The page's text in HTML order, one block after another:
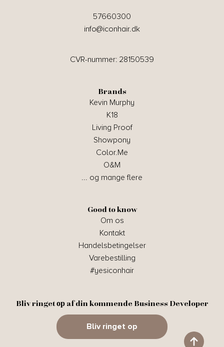
57660300
info@iconhair.dk
CVR-nummer: 28150539
Brands
Kevin Murphy
K18
Living Proof
Showpony
Color.Me
O&M
... og mange flere
Good to know
Om os
Kontakt
Handelsbetingelser
Varebestilling
#yesiconhair
Bliv ringet ор af din kommende Business Developer
Bliv ringet op